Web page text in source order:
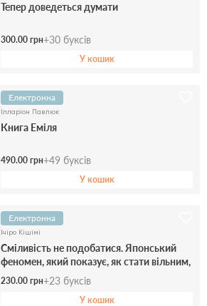
Тепер доведеться думати
300.00 грн+30 буксів
У кошик
Електронна
Ілларіон Павлюк
Книга Еміля
490.00 грн+49 буксів
У кошик
Електронна
Ічіро Кішімі
Сміливість не подобатися. Японський
феномен, який показує, як стати вільним,
змінити своє життя й досягти
справжнього щастя
230.00 грн+23 буксів
У кошик